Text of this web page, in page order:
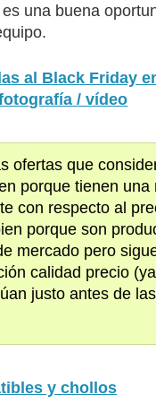
una buena
al Black Friday
/ vídeo
ofertas que
porque tienen una
con respecto al
porque son
mercado pero
calidad precio
justo antes de
y chollos